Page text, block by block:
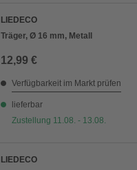
LIEDECO
Träger, Ø 16 mm, Metall
12,99 €
Verfügbarkeit im Markt prüfen
lieferbar
Zustellung 11.08. - 13.08.
LIEDECO